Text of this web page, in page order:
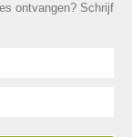
ontvangen? Schrijf